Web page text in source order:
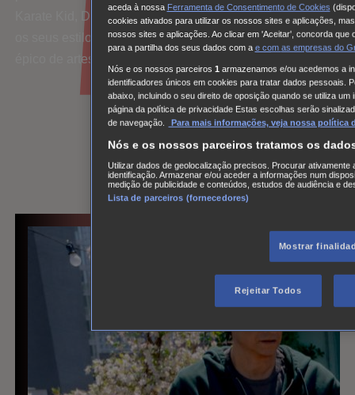
Karate Kid, Daniel LaRusso (Ralph Macchio), Li combina
os seus estilos únicos para se preparar para um confronto
épico de artes marciais.
aceda à nossa Ferramenta de Consentimento de Cookies
cookies ativados para utilizar os nossos sites e aplicações,
nossos sites e aplicações. Ao clicar em 'Aceitar', concorda
para a partilha dos seus dados com a e com as empresas do
Nós e os nossos parceiros 1 armazenamos e/ou acedemos a
identificadores únicos em cookies para tratar dados pessoais.
abaixo, incluindo o seu direito de oposição quando se utiliza
página da política de privacidade Estas escolhas serão
de navegação.
Para mais informações, veja nossa política
Nós e os nossos parceiros tratamos os
Utilizar dados de geolocalização precisos. Procurar
identificação. Armazenar e/ou aceder a informações num
medição de publicidade e conteúdos, estudos de audiência e
Lista de parceiros (fornecedores)
Mostrar
Rejeitar Todos